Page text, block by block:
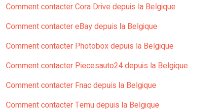
Comment contacter Cora Drive depuis la Belgique
Comment contacter eBay depuis la Belgique
Comment contacter Photobox depuis la Belgique
Comment contacter Piecesauto24 depuis la Belgique
Comment contacter Fnac depuis la Belgique
Comment contacter Temu depuis la Belgique